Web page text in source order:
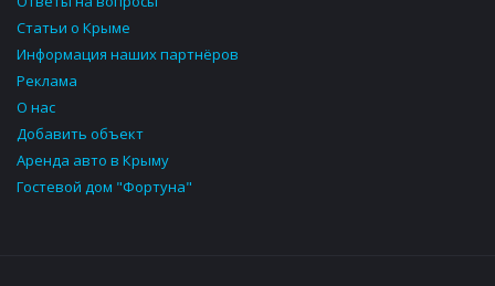
Статьи о Крыме
Информация наших партнёров
Реклама
О нас
Добавить объект
Аренда авто в Крыму
Гостевой дом "Фортуна"